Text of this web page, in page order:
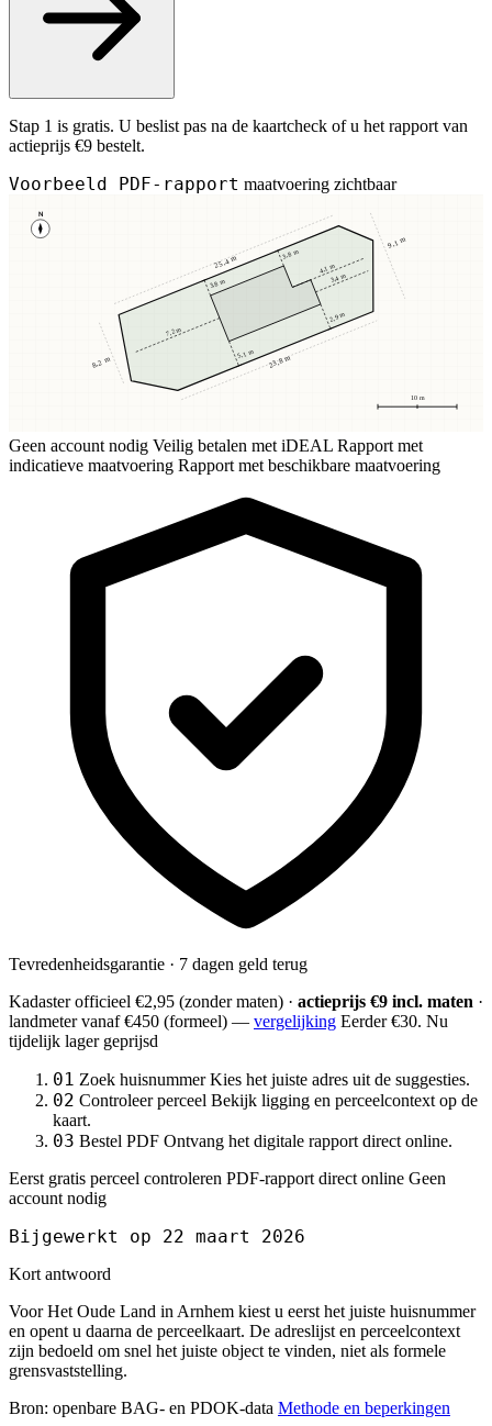
Stap 1 is gratis. U beslist pas na de kaartcheck of u het rapport van
actieprijs €9 bestelt.
Voorbeeld PDF-rapport maatvoering zichtbaar
N
10 m
3,8 m
3,8 m
5,1 m
2,9 m
7,2 m
3,4 m
4,1 m
25,4 m
23,8 m
8,2 m
9,1 m
Geen account nodig Veilig betalen met iDEAL Rapport met
indicatieve maatvoering Rapport met beschikbare maatvoering
Tevredenheidsgarantie · 7 dagen geld terug
Kadaster officieel €2,95 (zonder maten) · actieprijs €9 incl. maten ·
landmetervanaf €450 (formeel) — vergelijking Eerder €30. Nu
tijdelijk lager geprijsd
01 Zoek huisnummer Kies het juiste adres uit de suggesties.
02 Controleer perceel Bekijk ligging en perceelcontext op de
kaart.
03 Bestel PDF Ontvang het digitale rapport direct online.
Eerst gratis perceel controleren PDF-rapport direct online Geen
account nodig
Bijgewerkt op 22 maart 2026
Kort antwoord
Voor Het Oude Land in Arnhem kiest u eerst het juiste huisnummer
en opent u daarna de perceelkaart. De adreslijst en perceelcontext
zijn bedoeld om snel het juiste object te vinden, niet als formele
grensvaststelling.
Bron: openbare BAG- en PDOK-data Methode en beperkingen